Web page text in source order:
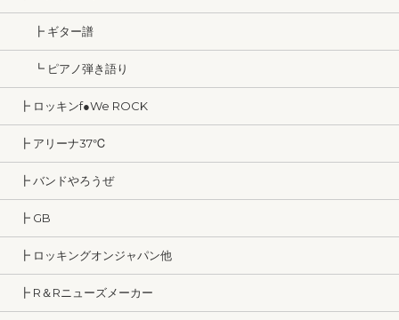
┣ ギター譜
┗ ピアノ弾き語り
┣ ロッキンf●We ROCK
┣ アリーナ37℃
┣ バンドやろうぜ
┣ GB
┣ ロッキングオンジャパン他
┣ R＆Rニューズメーカー